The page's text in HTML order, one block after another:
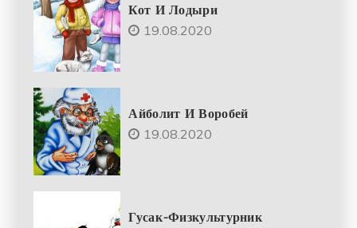
Кот И Лодыри
19.08.2020
Айболит И Воробей
19.08.2020
Гусак-Физкультурник